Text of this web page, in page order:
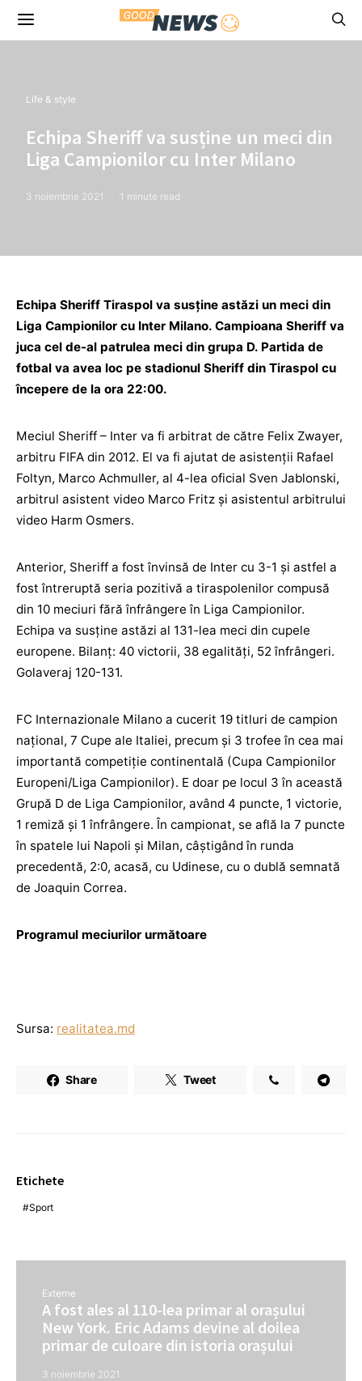
Life & style
Echipa Sheriff va susține un meci din
Liga Campionilor cu Inter Milano
3 noiembrie 2021 1 minute read
Echipa Sheriff Tiraspol va susține astăzi un meci din
Liga Campionilor cu Inter Milano. Campioana Sheriff va
juca cel de-al patrulea meci din grupa D. Partida de
fotbal va avea loc pe stadionul Sheriff din Tiraspol cu
începere de la ora 22:00.
Meciul Sheriff – Inter va fi arbitrat de către Felix Zwayer,
arbitru FIFA din 2012. El va fi ajutat de asistenții Rafael
Foltyn, Marco Achmuller, al 4-lea oficial Sven Jablonski,
arbitrul asistent video Marco Fritz și asistentul arbitrului
video Harm Osmers.
Anterior, Sheriff a fost învinsă de Inter cu 3-1 și astfel a
fost întreruptă seria pozitivă a tiraspolenilor compusă
din 10 meciuri fără înfrângere în Liga Campionilor.
Echipa va susține astăzi al 131-lea meci din cupele
europene. Bilanț: 40 victorii, 38 egalități, 52 înfrângeri.
Golaveraj 120-131.
FC Internazionale Milano a cucerit 19 titluri de campion
naţional, 7 Cupe ale Italiei, precum şi 3 trofee în cea mai
importantă competiţie continentală (Cupa Campionilor
Europeni/Liga Campionilor). E doar pe locul 3 în această
Grupă D de Liga Campionilor, având 4 puncte, 1 victorie,
1 remiză și 1 înfrângere. În campionat, se află la 7 puncte
în spatele lui Napoli și Milan, câștigând în runda
precedentă, 2:0, acasă, cu Udinese, cu o dublă semnată
de Joaquin Correa.
Programul meciurilor următoare
Sursa: realitatea.md
Share Tweet
Etichete
Sport
Externe
A fost ales al 110-lea primar al orașului
New York. Eric Adams devine al doilea
primar de culoare din istoria orașului
3 noiembrie 2021